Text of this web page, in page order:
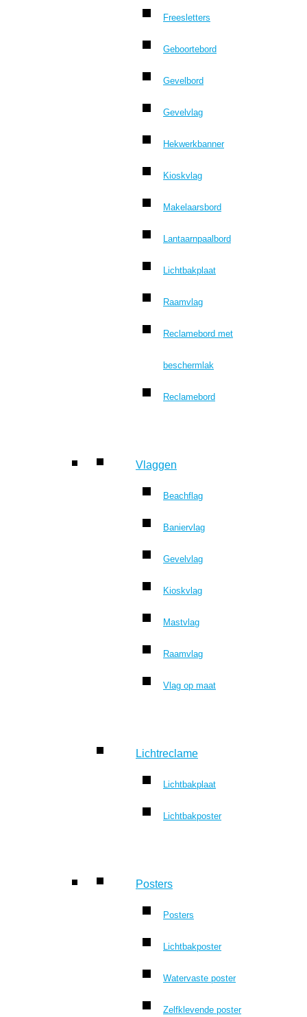
Freesletters
Geboortebord
Gevelbord
Gevelvlag
Hekwerkbanner
Kioskvlag
Makelaarsbord
Lantaarnpaalbord
Lichtbakplaat
Raamvlag
Reclamebord met
beschermlak
Reclamebord
Vlaggen
Beachflag
Baniervlag
Gevelvlag
Kioskvlag
Mastvlag
Raamvlag
Vlag op maat
Lichtreclame
Lichtbakplaat
Lichtbakposter
Posters
Posters
Lichtbakposter
Watervaste poster
Zelfklevende poster